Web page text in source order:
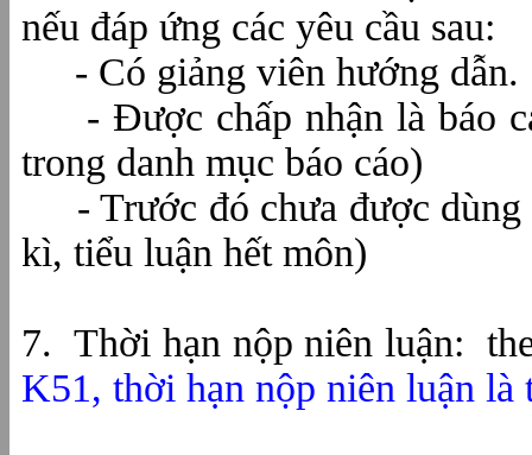
nếu đáp ứng các yêu cầu sau:
- Có giảng viên hướng dẫn.
- Được chấp nhận là báo
trong danh mục báo cáo)
- Trước đó chưa được
kì, tiểu luận hết môn)
7. Thời hạn nộp niên luận:
K51, thời hạn nộp niên luận là